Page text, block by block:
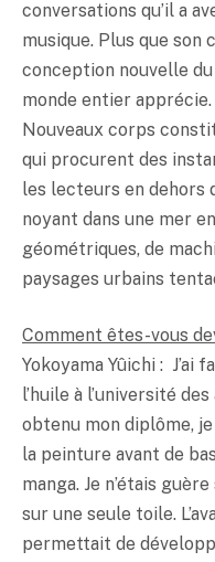
conversations qu’il a
musique. Plus que son
conception nouvelle
monde entier
Nouveaux corps
qui procurent des
les lecteurs en dehors
noyant dans une mer
géométriques, de
paysages urbains
Comment êtes-vous
Yokoyama Yûichi : J’ai
l’huile à l’université
obtenu mon diplôme,
la peinture avant de
manga. Je n’étais
sur une seule toile.
permettait de